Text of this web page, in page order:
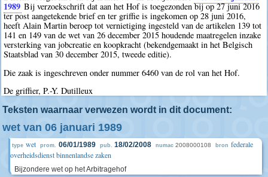
1989 Bij verzoekschrift dat aan het Hof is toegezonden bij op 27 juni 2016
ter post aangetekende brief en ter griffie is ingekomen op 28 juni 2016,
heeft Alain Martin beroep tot vernietiging ingesteld van de artikelen 139 tot
141 en 149 van de wet van 26 december 2015 houdende maatregelen inzake
versterking van jobcreatie en koopkracht (bekendgemaakt in het Belgisch
Staatsblad van 30 december 2015, tweede editie).
Die zaak is ingeschreven onder nummer 6460 van de rol van het Hof.
De griffier, P.-Y. Dutilleux
Teksten waarnaar verwezen wordt in dit document:
wet van 06 januari 1989
type wet prom. 06/01/1989 pub. 18/02/2008 numac 2008000108 bron federale
overheidsdienst binnenlandse zaken
Bijzondere wet op het Arbitragehof